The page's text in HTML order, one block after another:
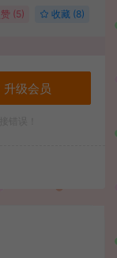
(5) 收藏 (8)
升级会员